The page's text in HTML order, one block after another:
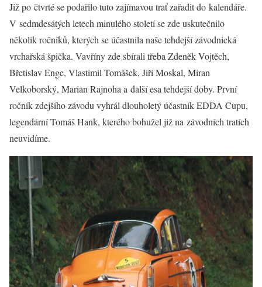
Již po čtvrté se podařilo tuto zajímavou trať zařadit do kalendáře.
V sedmdesátých letech minulého století se zde uskutečnilo
několik ročníků, kterých se účastnila naše tehdejší závodnická
vrchařská špička. Vavříny zde sbírali třeba Zdeněk Vojtěch,
Břetislav Enge, Vlastimil Tomášek, Jiří Moskal, Miran
Velkoborský, Marian Rajnoha a další esa tehdejší doby. První
ročník zdejšího závodu vyhrál dlouholetý účastník EDDA Cupu,
legendární Tomáš Hank, kterého bohužel již na závodních tratích
neuvidíme.